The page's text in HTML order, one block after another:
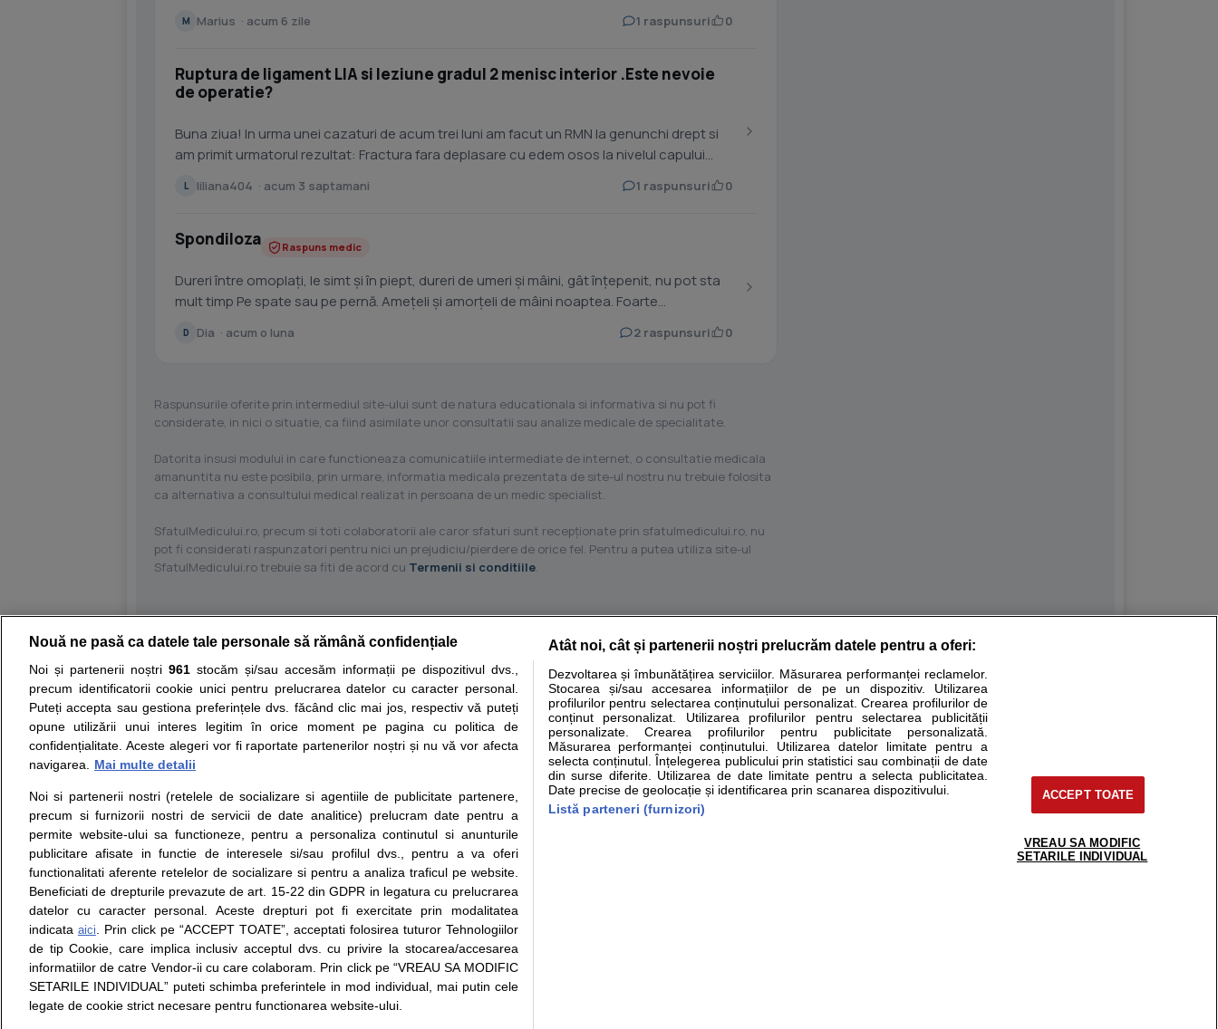
M Marius · acum 6 zile 1 raspunsuri 0
Ruptura de ligament LIA si leziune gradul 2 menisc interior .Este nevoie
de operatie?
Buna ziua! In urma unei cazaturi de acum trei luni am facut un RMN la genunchi drept si
am primit urmatorul rezultat: Fractura fara deplasare cu edem osos la nivelul capului
L liliana404 · acum 3 saptamani 1 raspunsuri 0
Spondiloza Raspuns medic
Dureri între omoplați, le simt și în piept, dureri de umeri și mâini, gât înțepenit, nu pot sta
mult timp Pe spate sau pe pernă. Amețeli și amorțeli de mâini noaptea. Foarte...
D Dia · acum o luna 2 raspunsuri 0
Raspunsurile oferite prin intermediul site-ului sunt de natura educationala si informativa si nu pot fi
considerate, in nici o situatie, ca fiind asimilate unor consultatii sau analize medicale de specialitate.
Datorita insusi modului in care functioneaza comunicatiile intermediate de internet, o consultatie medicala
amanuntita nu este posibila, prin urmare, informatia medicala prezentata de site-ul nostru nu trebuie folosita
ca alternativa a consultului medical realizat in persoana de un medic specialist.
SfatulMedicului.ro, precum si toti colaboratorii ale caror sfaturi sunt recepţionate prin sfatulmedicului.ro, nu
pot fi considerati raspunzatori pentru nici un prejudiciu/pierdere de orice fel. Pentru a putea utiliza site-ul
SfatulMedicului.ro trebuie sa fiti de acord cu Termenii si conditiile.
Resurse: Autoevaluare simptome Interpretare analize Specialitati medicale
Opiniile avizate ale medicilor, sfaturile si orice alte informatii despre sanatate disponibile pe sfatulmedicului.ro au scop informativ si educational. Ele nu pot substitui consultul medical direct si
nici diagnosticul stabilit in urma investigatiilor si analizelor medicale. Va sfatuim, ca pe langa informatia primita pe sfatulmedicului.ro sa consultati fie medicul Dvs., fie unul dintre medicii pe care
ii punem la dispozitie pentru programare in sistemul de programari la medic Clickmed.
Despre noi
Contact
Intrebari frecvente
Consultanti
medicali
Termeni si conditii
Politica de
confidentialitate
Politica de cookie
Modifica Setarile Cookie
Drepturile consumatorului
Protectia consumatorilor -
ANPC
Solutionarea Alternativa a
Litigiilor
Info consumator: 0800.080.999
Formulare europene - CNAS
Ministerul Sanatatii - ANMDM
Parteneri
Inscriere clinica
Pentru pacient
support@sfatulmedicului.ro
0374 109 268
© Copyright © 2005 - 2026
SFATUL MEDICULUI.ro S.A, CUI: RO 38847631, J40/1995/2018, cu sediul in Bucuresti, Bulevardul Pierre de Coubertin, Office Building, Spatiul E6-11, etaj 6, sector 2, cod 021901
Nouă ne pasă ca datele tale personale să rămână confidențiale
Noi și partenerii noștri 961stocăm și/sau accesăm informații pe dispozitivul dvs.,
precum identificatorii cookie unici pentru prelucrarea datelor cu caracter personal.
Puteți accepta sau gestiona preferințele dvs. făcând clic mai jos, respectiv vă puteți
opune utilizării unui interes legitim în orice moment pe pagina cu politica de
confidențialitate. Aceste alegeri vor fi raportate partenerilor noștri și nu vă vor afecta
navigarea.
Mai multe detalii
Noi si partenerii nostri (retelele de socializare si agentiile de publicitate partenere,
precum si furnizorii nostri de servicii de date analitice) prelucram date pentru a
permite website-ului sa functioneze, pentru a personaliza continutul si anunturile
publicitare afisate in functie de interesele si/sau profilul dvs., pentru a va oferi
functionalitati aferente retelelor de socializare si pentru a analiza traficul pe website.
Beneficiati de drepturile prevazute de art. 15-22 din GDPR in legatura cu prelucrarea
datelor cu caracter personal. Aceste drepturi pot fi exercitate prin modalitatea
indicata aici. Prin click pe “ACCEPT TOATE”, acceptati folosirea tuturor Tehnologiilor
de tip Cookie, care implica inclusiv acceptul dvs. cu privire la stocarea/accesarea
informatiilor de catre Vendor-ii cu care colaboram. Prin click pe “VREAU SA MODIFIC
SETARILE INDIVIDUAL” puteti schimba preferintele in mod individual, mai putin cele
legate de cookie strict necesare pentru functionarea website-ului.
Atât noi, cât și partenerii noștri prelucrăm datele pentru a oferi:
Dezvoltarea și îmbunătățirea serviciilor. Măsurarea performanței reclamelor.
Stocarea și/sau accesarea informațiilor de pe un dispozitiv. Utilizarea
profilurilor pentru selectarea conținutului personalizat. Crearea profilurilor de
conținut personalizat. Utilizarea profilurilor pentru selectarea publicității
personalizate. Crearea profilurilor pentru publicitate personalizată.
Măsurarea performanței conținutului. Utilizarea datelor limitate pentru a
selecta conținutul. Înțelegerea publicului prin statistici sau combinații de date
din surse diferite. Utilizarea de date limitate pentru a selecta publicitatea.
Date precise de geolocație și identificarea prin scanarea dispozitivului.
Listă parteneri (furnizori)
ACCEPT TOATE
VREAU SA MODIFIC
SETARILE INDIVIDUAL